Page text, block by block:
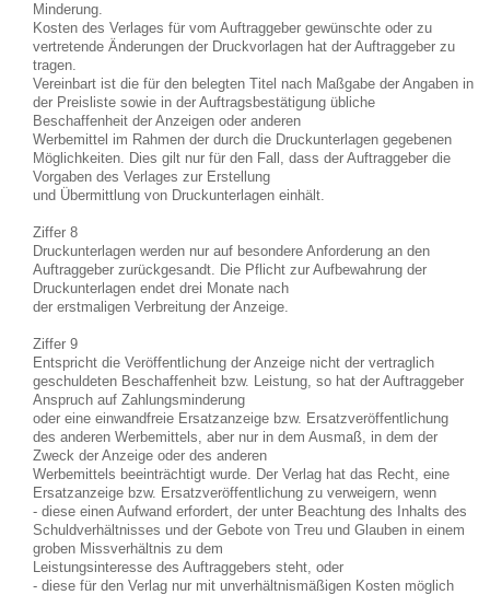
Minderung.
Kosten des Verlages für vom Auftraggeber gewünschte oder zu
vertretende Änderungen der Druckvorlagen hat der Auftraggeber zu
tragen.
Vereinbart ist die für den belegten Titel nach Maßgabe der Angaben in
der Preisliste sowie in der Auftragsbestätigung übliche
Beschaffenheit der Anzeigen oder anderen
Werbemittel im Rahmen der durch die Druckunterlagen gegebenen
Möglichkeiten. Dies gilt nur für den Fall, dass der Auftraggeber die
Vorgaben des Verlages zur Erstellung
und Übermittlung von Druckunterlagen einhält.
Ziffer 8
Druckunterlagen werden nur auf besondere Anforderung an den
Auftraggeber zurückgesandt. Die Pflicht zur Aufbewahrung der
Druckunterlagen endet drei Monate nach
der erstmaligen Verbreitung der Anzeige.
Ziffer 9
Entspricht die Veröffentlichung der Anzeige nicht der vertraglich
geschuldeten Beschaffenheit bzw. Leistung, so hat der Auftraggeber
Anspruch auf Zahlungsminderung
oder eine einwandfreie Ersatzanzeige bzw. Ersatzveröffentlichung
des anderen Werbemittels, aber nur in dem Ausmaß, in dem der
Zweck der Anzeige oder des anderen
Werbemittels beeinträchtigt wurde. Der Verlag hat das Recht, eine
Ersatzanzeige bzw. Ersatzveröffentlichung zu verweigern, wenn
- diese einen Aufwand erfordert, der unter Beachtung des Inhalts des
Schuldverhältnisses und der Gebote von Treu und Glauben in einem
groben Missverhältnis zu dem
Leistungsinteresse des Auftraggebers steht, oder
- diese für den Verlag nur mit unverhältnismäßigen Kosten möglich